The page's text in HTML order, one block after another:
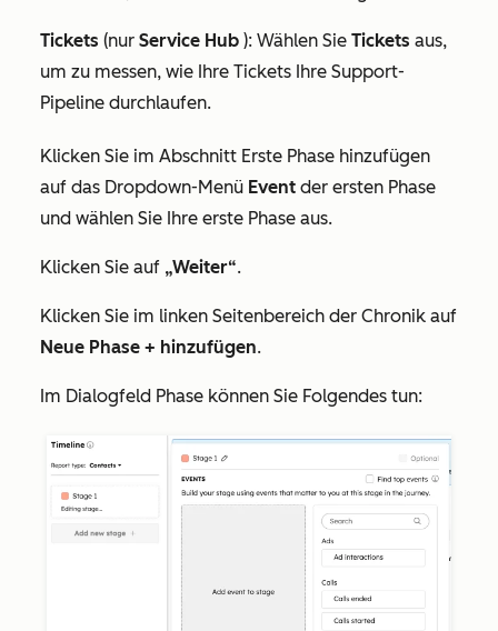
Tickets (nur Service Hub ): Wählen Sie Tickets aus,
um zu messen, wie Ihre Tickets Ihre Support-
Pipeline durchlaufen.
Klicken Sie im Abschnitt Erste Phase hinzufügen
auf das Dropdown-Menü Event der ersten Phase
und wählen Sie Ihre erste Phase aus.
Klicken Sie auf „Weiter“.
Klicken Sie im linken Seitenbereich der Chronik auf
Neue Phase + hinzufügen.
Im Dialogfeld Phase können Sie Folgendes tun: